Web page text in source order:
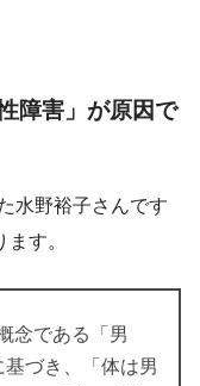
障害」が原因で
水野裕子さんです
す。
念である「男
づき、「体は男